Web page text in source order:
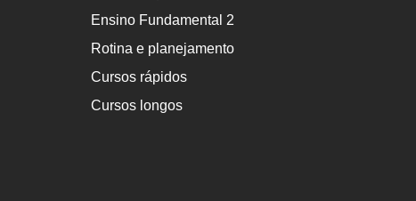
Ensino Fundamental 2
Rotina e planejamento
Cursos rápidos
Cursos longos